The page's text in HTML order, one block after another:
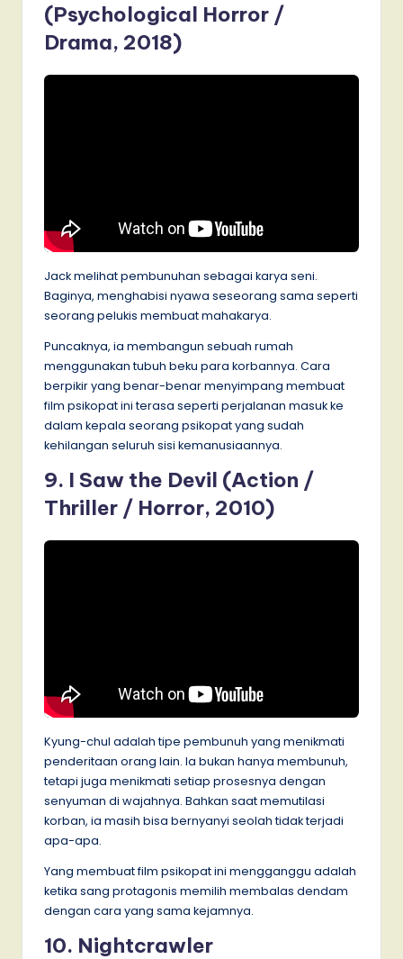
(Psychological Horror /
Drama, 2018)
Jack melihat pembunuhan sebagai karya seni.
Baginya, menghabisi nyawa seseorang sama seperti
seorang pelukis membuat mahakarya.
Puncaknya, ia membangun sebuah rumah
menggunakan tubuh beku para korbannya. Cara
berpikir yang benar-benar menyimpang membuat
film psikopat ini terasa seperti perjalanan masuk ke
dalam kepala seorang psikopat yang sudah
kehilangan seluruh sisi kemanusiaannya.
9. I Saw the Devil (Action /
Thriller / Horror, 2010)
Kyung-chul adalah tipe pembunuh yang menikmati
penderitaan orang lain. Ia bukan hanya membunuh,
tetapi juga menikmati setiap prosesnya dengan
senyuman di wajahnya. Bahkan saat memutilasi
korban, ia masih bisa bernyanyi seolah tidak terjadi
apa-apa.
Yang membuat film psikopat ini mengganggu adalah
ketika sang protagonis memilih membalas dendam
dengan cara yang sama kejamnya.
10. Nightcrawler